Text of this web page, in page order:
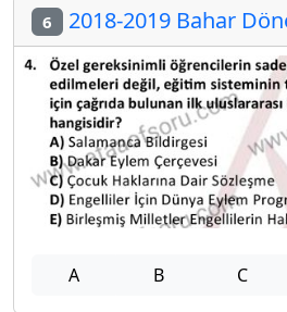
6 2018-2019 Bahar
A B C